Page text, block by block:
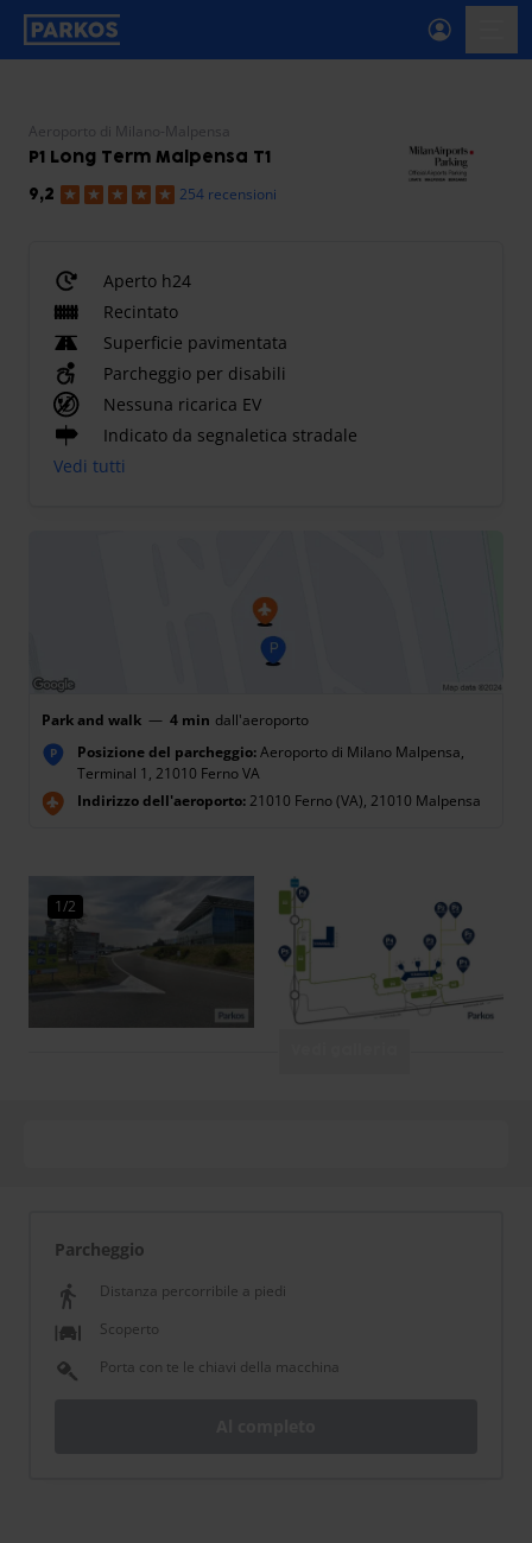
etichetta-navigazione-principale
Aeroporto di Milano-Malpensa
P1 Long Term Malpensa T1
9,2 254 recensioni
Aperto h24
Recintato
Superficie pavimentata
Parcheggio per disabili
Nessuna ricarica EV
Indicato da segnaletica stradale
Vedi tutti
Park and walk — 4 min dall'aeroporto
P Posizione del parcheggio:Aeroporto di Milano Malpensa,
Terminal 1, 21010 Ferno VA
Indirizzo dell'aeroporto:21010 Ferno (VA), 21010 Malpensa
1/2
Parcheggio
Distanza percorribile a piedi
Scoperto
Porta con te le chiavi della macchina